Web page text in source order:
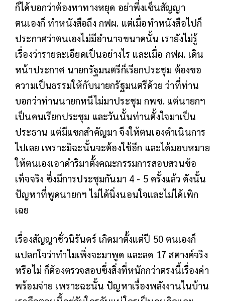
ก็ได้บอกว่าต้องหาทางหยุด อย่าพึ่งเซ็นสัญญา
ตนเองก็ ทำหนังสือถึง กฟผ. แต่เมื่อทำหนังสือไปก็
ประกาศว่าตนเองไม่มีอำนาจขนาดนั้น เรายังไม่รู้
เรื่องว่ารายละเอียดเป็นอย่างไร และเมื่อ กฟผ. เดิน
หน้าประกาศ นายกรัฐมนตรีก็เรียกประชุม ต้องขอ
ความเป็นธรรมให้กับนายกรัฐมนตรีด้วย ว่าที่ท่าน
บอกว่าท่านนายกหนีไม่มาประชุม กพช. แต่นายกฯ
เป็นคนเรียกประชุม และวันนั้นท่านตั้งใจมาเป็น
ประธาน แต่มีแขกสำคัญมา จึงให้ตนเองดำเนินการ
ไปเลย เพราะมิฉะนั้นจะต้องใช้อีก และได้มอบหมาย
ให้ตนเองเอาดำริมาตั้งคณะกรรมการสอบสวนข้อ
เท็จจริง ซึ่งมีการประชุมกันมา 4 - 5 ครั้งแล้ว ดังนั้น
ปัญหาที่พูดนายกฯ ไม่ได้นิ่งนอนใจและไม่ได้เพิก
เฉย
เรื่องสัญญาชั่วนิรันดร์ เกิดมาตั้งแต่ปี 50 ตนเองก็
แปลกใจว่าทำไมเพิ่งจะมาพูด และลด 17 สตางค์จริง
หรือไม่ ก็ต้องตรวจสอบซึ่งสิ่งที่หนักกว่าตรงนี้เรื่องค่า
พร้อมจ่าย เพราะฉะนั้น ปัญหาเรื่องพลังงานในบ้าน